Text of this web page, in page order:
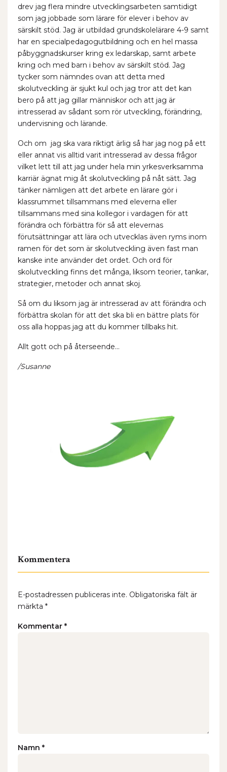
drev jag flera mindre utvecklingsarbeten samtidigt
som jag jobbade som lärare för elever i behov av
särskilt stöd. Jag är utbildad grundskolelärare 4-9 samt
har en specialpedagogutbildning och en hel massa
påbyggnadskurser kring ex ledarskap, samt arbete
kring och med barn i behov av särskilt stöd. Jag
tycker som nämndes ovan att detta med
skolutveckling är sjukt kul och jag tror att det kan
bero på att jag gillar människor och att jag är
intresserad av sådant som rör utveckling, förändring,
undervisning och lärande.
Och om jag ska vara riktigt ärlig så har jag nog på ett
eller annat vis alltid varit intresserad av dessa frågor
vilket lett till att jag under hela min yrkesverksamma
karriär ägnat mig åt skolutveckling på nåt sätt. Jag
tänker nämligen att det arbete en lärare gör i
klassrummet tillsammans med eleverna eller
tillsammans med sina kollegor i vardagen för att
förändra och förbättra för så att elevernas
förutsättningar att lära och utvecklas även ryms inom
ramen för det som är skolutveckling även fast man
kanske inte använder det ordet. Och ord för
skolutveckling finns det många, liksom teorier, tankar,
strategier, metoder och annat skoj.
Så om du liksom jag är intresserad av att förändra och
förbättra skolan för att det ska bli en bättre plats för
oss alla hoppas jag att du kommer tillbaks hit.
Allt gott och på återseende…
/Susanne
Kommentera
E-postadressen publiceras inte. Obligatoriska fält är
märkta *
Kommentar *
Namn *